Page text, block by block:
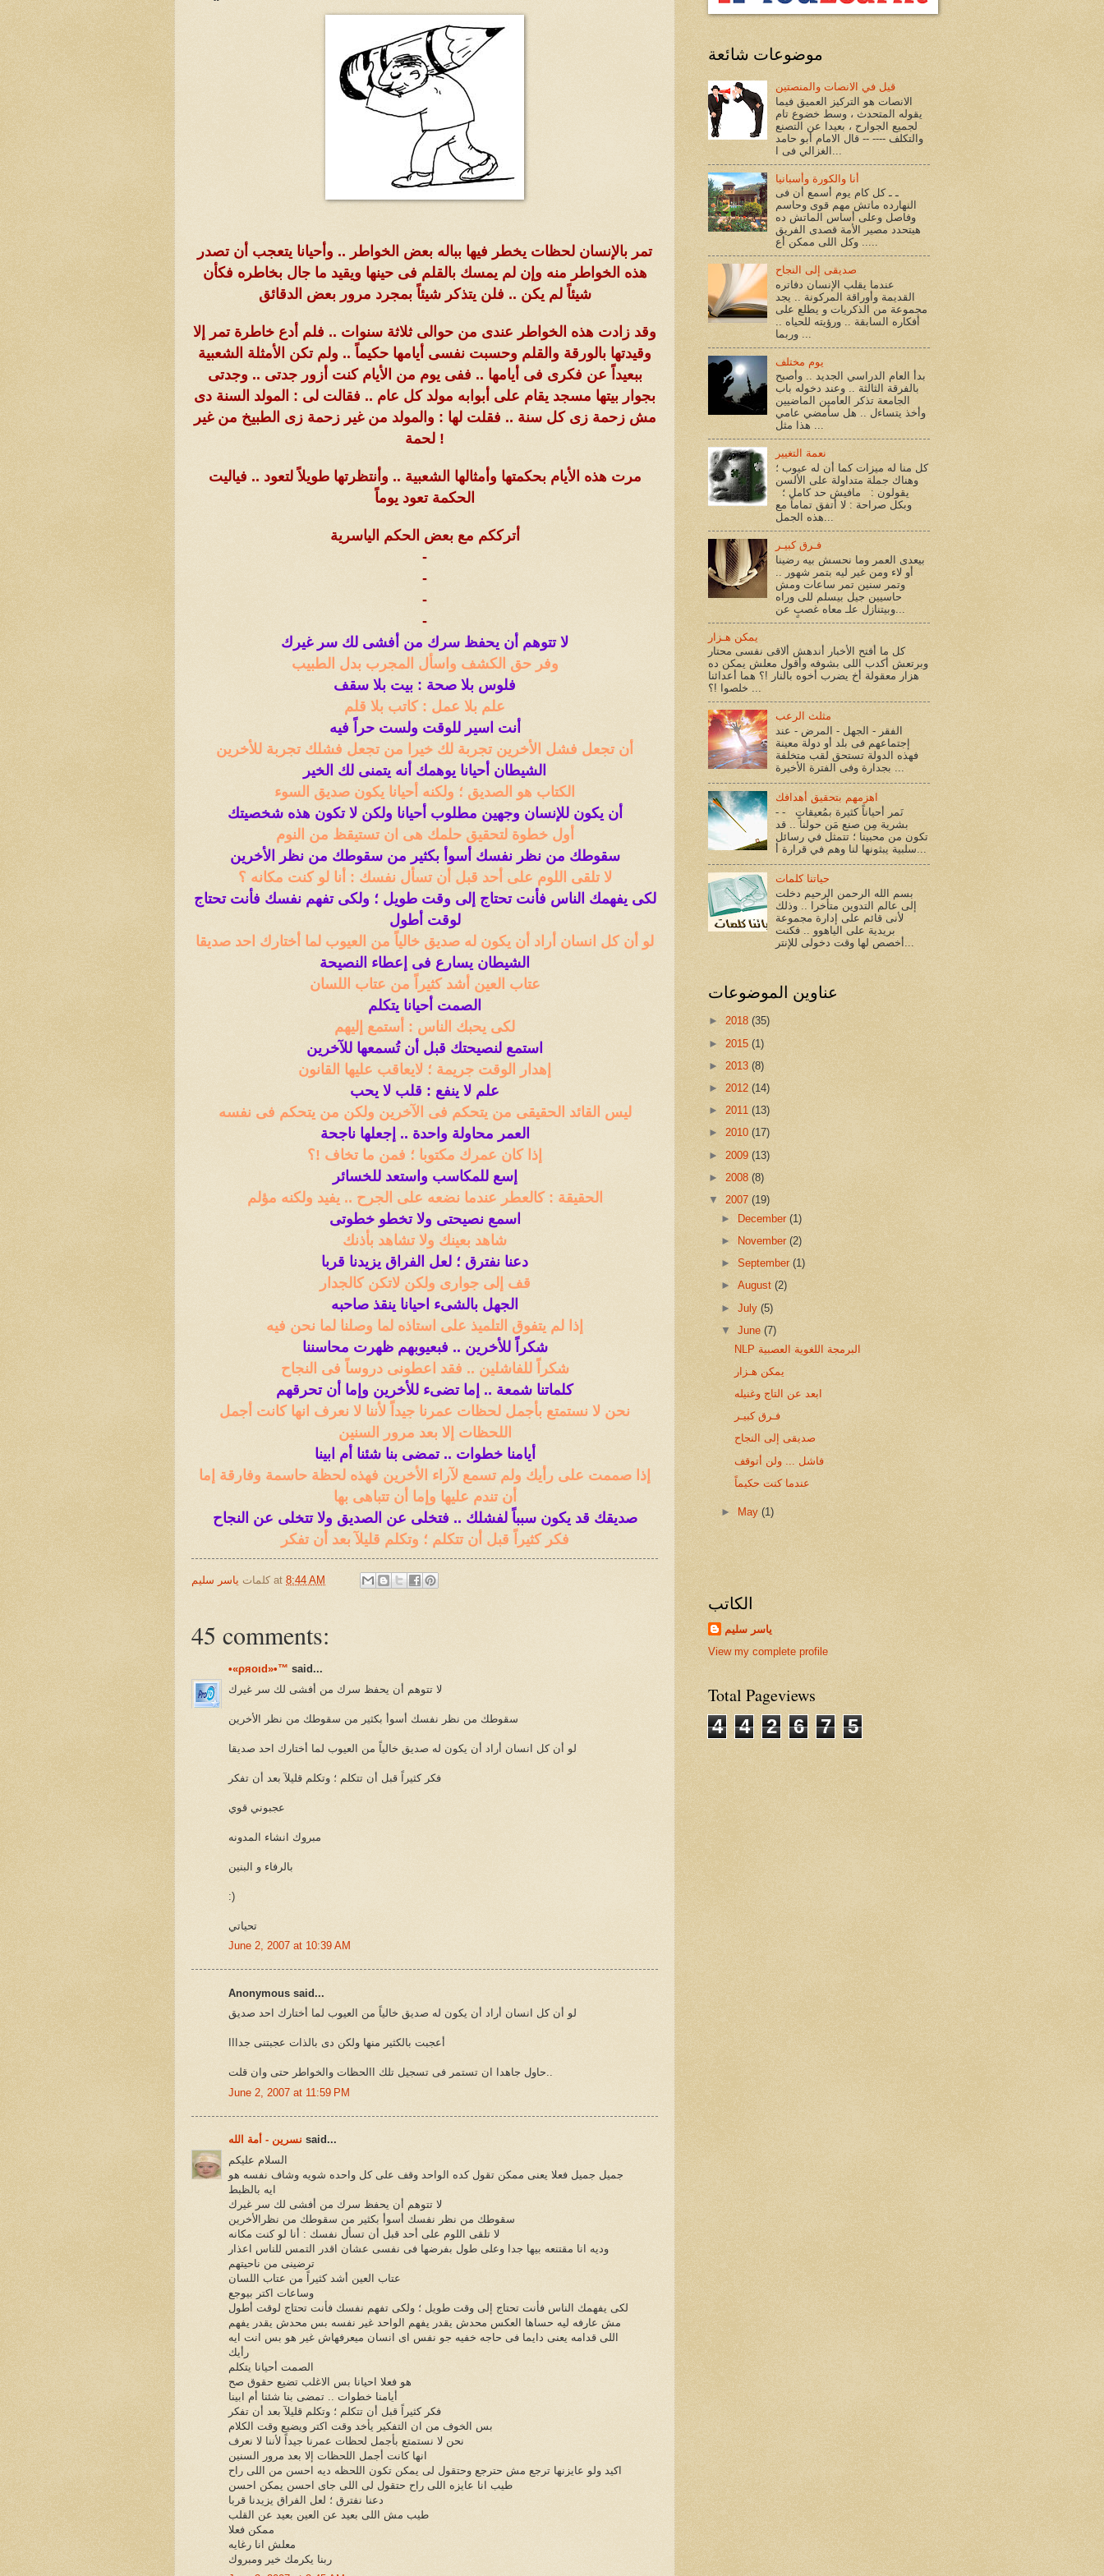
تمر بالإنسان لحظات يخطر فيها بباله بعض الخواطر .. وأحيانا يتعجب أن تصدر
هذه الخواطر منه وإن لم يمسك بالقلم فى حينها ويقيد ما جال بخاطره فكأن
شيئاً لم يكن .. فلن يتذكر شيئاً بمجرد مرور بعض الدقائق
وقد زادت هذه الخواطر عندى من حوالى ثلاثة سنوات .. فلم أدع خاطرة تمر إلا
وقيدتها بالورقة والقلم وحسبت نفسى أيامها حكيماً .. ولم تكن الأمثلة الشعبية
ببعيداً عن فكرى فى أيامها .. ففى يوم من الأيام كنت أزور جدتى .. وجدتى
بجوار بيتها مسجد يقام على أبوابه مولد كل عام .. فقالت لى : المولد السنة دى
مش زحمة زى كل سنة .. فقلت لها : والمولد من غير زحمة زى الطبيخ من غير
لحمة !
مرت هذه الأيام بحكمتها وأمثالها الشعبية .. وأنتظرتها طويلاً لتعود .. فياليت
الحكمة تعود يوماً
أترككم مع بعض الحكم الياسرية
-
-
-
-
لا تتوهم أن يحفظ سرك من أفشى لك سر غيرك
وفر حق الكشف واسأل المجرب بدل الطبيب
فلوس بلا صحة : بيت بلا سقف
علم بلا عمل : كاتب بلا قلم
أنت اسير للوقت ولست حراً فيه
أن تجعل فشل الأخرين تجربة لك خيرا من تجعل فشلك تجربة للأخرين
الشيطان أحيانا يوهمك أنه يتمنى لك الخير
الكتاب هو الصديق ؛ ولكنه أحيانا يكون صديق السوء
أن يكون للإنسان وجهين مطلوب أحيانا ولكن لا تكون هذه شخصيتك
أول خطوة لتحقيق حلمك هى ان تستيقظ من النوم
سقوطك من نظر نفسك أسوأ بكثير من سقوطك من نظر الأخرين
لا تلقى اللوم على أحد قبل أن تسأل نفسك : أنا لو كنت مكانه ؟
لكى يفهمك الناس فأنت تحتاج إلى وقت طويل ؛ ولكى تفهم نفسك فأنت تحتاج
لوقت أطول
لو أن كل انسان أراد أن يكون له صديق خالياً من العيوب لما أختارك احد صديقا
الشيطان يسارع فى إعطاء النصيحة
عتاب العين أشد كثيراً من عتاب اللسان
الصمت أحيانا يتكلم
لكى يحبك الناس : أستمع إليهم
استمع لنصيحتك قبل أن تُسمعها للآخرين
إهدار الوقت جريمة ؛ لايعاقب عليها القانون
علم لا ينفع : قلب لا يحب
ليس القائد الحقيقى من يتحكم فى الآخرين ولكن من يتحكم فى نفسه
العمر محاولة واحدة .. إجعلها ناجحة
إذا كان عمرك مكتوبا ؛ فمن ما تخاف !؟
إسع للمكاسب واستعد للخسائر
الحقيقة : كالعطر عندما نضعه على الجرح .. يفيد ولكنه مؤلم
اسمع نصيحتى ولا تخطو خطوتى
شاهد بعينك ولا تشاهد بأذنك
دعنا نفترق ؛ لعل الفراق يزيدنا قربا
قف إلى جوارى ولكن لاتكن كالجدار
الجهل بالشىء احيانا ينقذ صاحبه
إذا لم يتفوق التلميذ على استاذه لما وصلنا لما نحن فيه
شكراً للأخرين .. فبعيوبهم ظهرت محاسننا
شكراً للفاشلين .. فقد اعطونى دروساً فى النجاح
كلماتنا شمعة .. إما تضىء للأخرين وإما أن تحرقهم
نحن لا نستمتع بأجمل لحظات عمرنا جيداً لأننا لا نعرف انها كانت أجمل
اللحظات إلا بعد مرور السنين
أيامنا خطوات .. تمضى بنا شئنا أم ابينا
إذا صممت على رأيك ولم تسمع لآراء الأخرين فهذه لحظة حاسمة وفارقة إما
أن تندم عليها وإما أن تتباهى بها
صديقك قد يكون سبباً لفشلك .. فتخلى عن الصديق ولا تتخلى عن النجاح
فكر كثيراً قبل أن تتكلم ؛ وتكلم قليلآ بعد أن تفكر
كلمات ياسر سليم at 8:44 AM
45 comments:
•«ρяoιd»•™ said...
لا تتوهم أن يحفظ سرك من أفشى لك سر غيرك
سقوطك من نظر نفسك أسوأ بكثير من سقوطك من نظر الأخرين
لو أن كل انسان أراد أن يكون له صديق خالياً من العيوب لما أختارك احد صديقا
فكر كثيراً قبل أن تتكلم ؛ وتكلم قليلآ بعد أن تفكر
عجبوني قوي
مبروك انشاء المدونه
بالرفاء و البنين
:)
تحياتي
June 2, 2007 at 10:39 AM
Anonymous said...
لو أن كل انسان أراد أن يكون له صديق خالياً من العيوب لما أختارك احد صديق
أعجبت بالكثير منها ولكن دى بالذات عجبتنى جدااا
حاول جاهدا ان تستمر فى تسجيل تلك االحظات والخواطر حتى وان قلت..
June 2, 2007 at 11:59 PM
نسرين - أمة الله said...
السلام عليكم
جميل جميل فعلا يعنى ممكن تقول كده الواحد وقف على كل واحده شويه وشاف نفسه هو
ايه بالظبط
لا تتوهم أن يحفظ سرك من أفشى لك سر غيرك
سقوطك من نظر نفسك أسوأ بكثير من سقوطك من نظرالأخرين
لا تلقى اللوم على أحد قبل أن تسأل نفسك : أنا لو كنت مكانه
وديه انا مقتنعه بيها جدا وعلى طول بفرضها فى نفسى عشان اقدر التمس للناس اعذار
ترضينى من ناحيتهم
عتاب العين أشد كثيراً من عتاب اللسان
وساعات اكتر بيوجع
لكى يفهمك الناس فأنت تحتاج إلى وقت طويل ؛ ولكى تفهم نفسك فأنت تحتاج لوقت أطول
مش عارفه ليه حساها العكس محدش يقدر يفهم الواحد غير نفسه بس محدش يقدر يفهم
اللى قدامه يعنى دايما فى حاجه خفيه جو نفس اى انسان ميعرفهاش غير هو بس انت ايه
رأيك
الصمت أحيانا يتكلم
هو فعلا احيانا بس الاغلب تضيع حقوق صح
أيامنا خطوات .. تمضى بنا شئنا أم ابينا
فكر كثيراً قبل أن تتكلم ؛ وتكلم قليلآ بعد أن تفكر
بس الخوف من ان التفكير يأخد وقت اكتر ويضيع وقت الكلام
نحن لا نستمتع بأجمل لحظات عمرنا جيداً لأننا لا نعرف
انها كانت أجمل اللحظات إلا بعد مرور السنين
اكيد ولو عايزنها ترجع مش حترجع وحتقول لى يمكن تكون اللحظه ديه احسن من اللى راح
طيب انا عايزه اللى راح حتقول لى اللى جاى احسن يمكن احسن
دعنا نفترق ؛ لعل الفراق يزيدنا قربا
طيب مش اللى بعيد عن العين بعيد عن القلب
ممكن فعلا
معلش انا رغايه
ربنا يكرمك خير ومبروك
موضوعات شائعة
قيل في الانصات والمنصتين
الانصات هو التركيز العميق فيما
يقوله المتحدث ، وسط خضوع تام
لجميع الجوارح ، بعيدا عن التصنع
والتكلف ---- -- قال الامام أبو حامد
أنا والكورة وأسبانيا
ـ ـ كل كام يوم أسمع أن فى
النهارده ماتش مهم قوى وحاسم
وفاصل وعلى أساس الماتش ده
هيتحدد مصير الأمة قصدى الفريق
.. وكل اللى ممكن أع...
صديقى إلى النجاح
عندما يقلب الإنسان دفاتره
القديمة وأوراقة المركونة .. يجد
مجموعة من الذكريات و يطلع على
أفكاره السابقة .. ورؤيته للحياه ..
يوم مختلف
بدأ العام الدراسي الجديد .. وأصبح
بالفرقة الثالثة .. وعند دخوله باب
الجامعة تذكر العامين الماضيين
وأخذ يتساءل .. هل سأمضي عامي
هذا مثل ...
نعمة التغيير
كل منا له ميزات كما أن له عيوب ؛
وهناك جملة متداولة على الألسن
يقولون : مافيش حد كامل ؛
وبكل صراحة : لا أتفق تماماً مع
فـرق كبيـر
بيعدى العمر وما نحسش بيه رضينا
أو لاء ومن غير ليه بتمر شهور ..
وتمر سنين تمر ساعات ومش
حاسيين جيل بيسلم للى وراه
يمكن هـزار
كل ما أفتح الأخبار أندهش ألاقى نفسى محتار
وبرتعش أكدب اللى بشوفه وأقول معلش يمكن ده
هزار معقولة أخ يضرب أخوه بالنار !؟ هما أعدائنا
خلصوا !؟ ...
مثلث الرعب
الفقر - الجهل - المرض - عند
إجتماعهم فى بلد أو دولة معينة
فهذه الدولة تستحق لقب متخلفة
اهزمهم بتحقيق أهدافك
- - نَمر أحياناً كثيرة بمُعيقاتٍ
بشرية مِن صنع مَن حولنا .. قد
تكون من محبينا ؛ تتمثل في رسائل
حياتنا كلمات
بسم الله الرحمن الرحيم دخلت
إلى عالم التدوين متأخرا .. وذلك
لأنى قائم على إدارة مجموعة
بريدية على الياهوو .. فكنت
عناوين الموضوعات
► 2018 (35)
► 2015 (1)
► 2013 (8)
► 2012 (14)
► 2011 (13)
► 2010 (17)
► 2009 (13)
► 2008 (8)
▼ 2007 (19)
►
December(1)
►
November(2)
►September(1)
►August(2)
►July(5)
▼June(7)
NLP البرمجة اللغوية العصبية
يمكن هـزار
ابعد عن التاج وغنيله
فـرق كبيـر
صديقى إلى النجاح
فاشل ... ولن أتوقف
عندما كنت حكيماً
► May(1)
الكاتب
ياسر سليم
View my complete profile
Total Pageviews
4
4 2 6 7 5